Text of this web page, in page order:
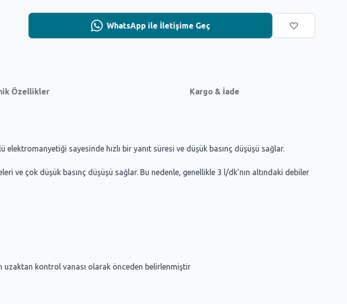
WhatsApp ile İletişime Geç
Özellikler Kargo & İade
sayesinde hızlı bir yanıt süresi ve düşük basınç düşüşü sağlar.
ve çok düşük basınç düşüşü sağlar. Bu nedenle, genellikle 3 l/dk'nın altındaki debiler
uzaktan kontrol vanası olarak önceden belirlenmiştir